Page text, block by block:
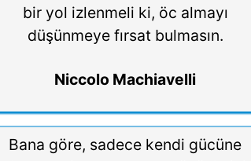
bir yol izlenmeli ki, öc almayı
düşünmeye fırsat bulmasın.
Niccolo Machiavelli
Bana göre, sadece kendi gücüne